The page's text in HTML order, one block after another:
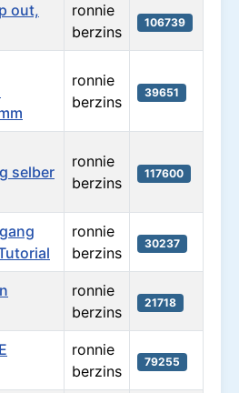
out,
ronnie
berzins
106739
ronnie
berzins
39651
selber
ronnie
berzins
117600
ronnie
berzins
30237
ronnie
berzins
21718
ronnie
berzins
79255